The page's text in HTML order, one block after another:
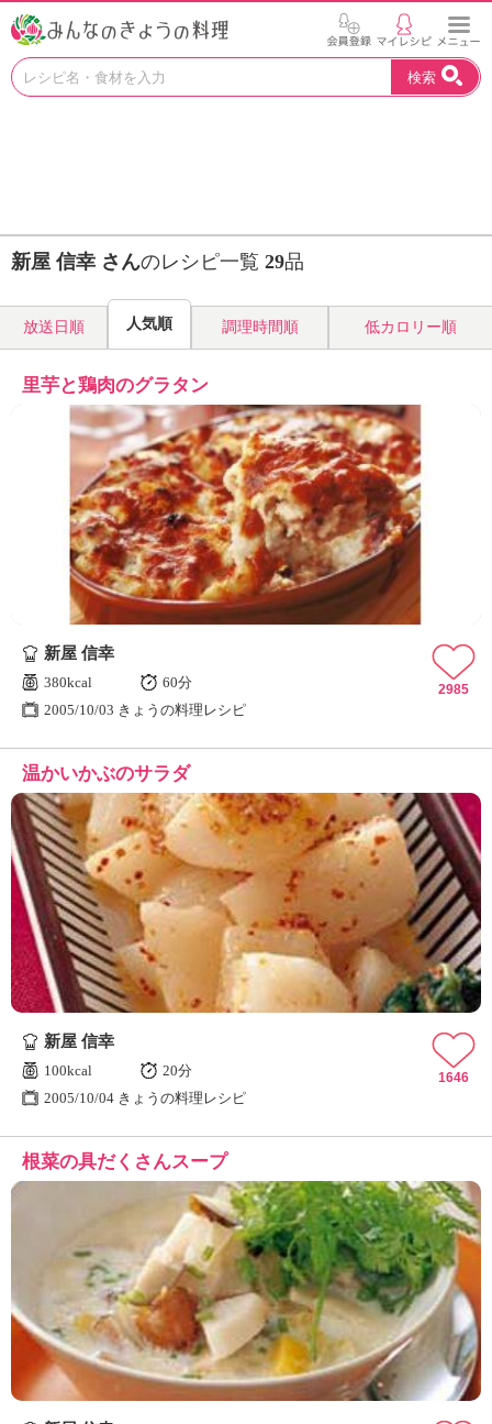
お
見
つ
よ
う
H
K
エ
デ
ュ
ケ
ー
シ
ョ
ナ
ん
の
ょ
う
の
料
理
」
検索
新屋 信幸 さんのレシピ一覧 29品
放送日順 人気順 調理時間順 低カロリー順
里芋と鶏肉のグラタン
新屋 信幸
380kcal
60分
2005/10/03 きょうの料理レシピ
2985
温かいかぶのサラダ
新屋 信幸
100kcal
20分
2005/10/04 きょうの料理レシピ
1646
根菜の具だくさんスープ